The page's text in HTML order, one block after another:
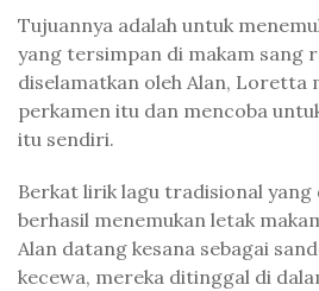
Tujuannya adalah untuk
yang tersimpan di makam sang
diselamatkan oleh Alan, Loretta
perkamen itu dan mencoba
itu sendiri.
Berkat lirik lagu tradisional yang
berhasil menemukan letak
Alan datang kesana sebagai
kecewa, mereka ditinggal di